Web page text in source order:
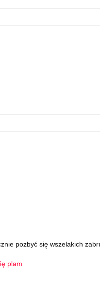
pozbyć się wszelakich
plam